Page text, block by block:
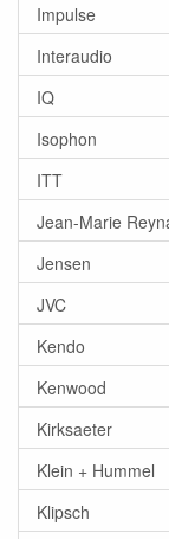
Impulse
Interaudio
IQ
Isophon
ITT
Jean-Marie
Jensen
JVC
Kendo
Kenwood
Kirksaeter
Klein + Hummel
Klipsch